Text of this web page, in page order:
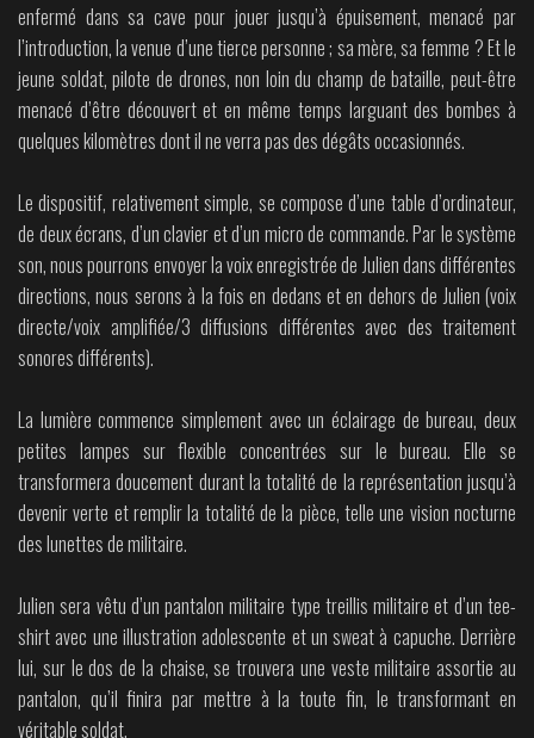
enfermé dans sa cave pour jouer jusqu’à épuisement, menacé par
l’introduction, la venue d’une tierce personne ; sa mère, sa femme ? Et le
jeune soldat, pilote de drones, non loin du champ de bataille, peut-être
menacé d’être découvert et en même temps larguant des bombes à
quelques kilomètres dont il ne verra pas des dégâts occasionnés.
Le dispositif, relativement simple, se compose d’une table d’ordinateur,
de deux écrans, d’un clavier et d’un micro de commande. Par le système
son, nous pourrons envoyer la voix enregistrée de Julien dans différentes
directions, nous serons à la fois en dedans et en dehors de Julien (voix
directe/voix amplifiée/3 diffusions différentes avec des traitement
sonores différents).
La lumière commence simplement avec un éclairage de bureau, deux
petites lampes sur flexible concentrées sur le bureau. Elle se
transformera doucement durant la totalité de la représentation jusqu’à
devenir verte et remplir la totalité de la pièce, telle une vision nocturne
des lunettes de militaire.
Julien sera vêtu d’un pantalon militaire type treillis militaire et d’un tee-
shirt avec une illustration adolescente et un sweat à capuche. Derrière
lui, sur le dos de la chaise, se trouvera une veste militaire assortie au
pantalon, qu’il finira par mettre à la toute fin, le transformant en
véritable soldat.